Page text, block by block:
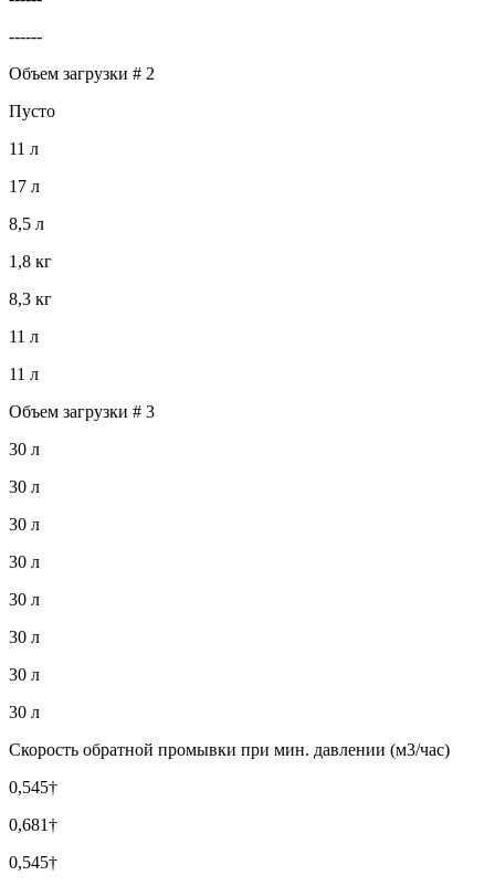
------
Объем загрузки # 2
Пусто
11 л
17 л
8,5 л
1,8 кг
8,3 кг
11 л
11 л
Объем загрузки # 3
30 л
30 л
30 л
30 л
30 л
30 л
30 л
30 л
Скорость обратной промывки при мин. давлении (м3/час)
0,545†
0,681†
0,545†